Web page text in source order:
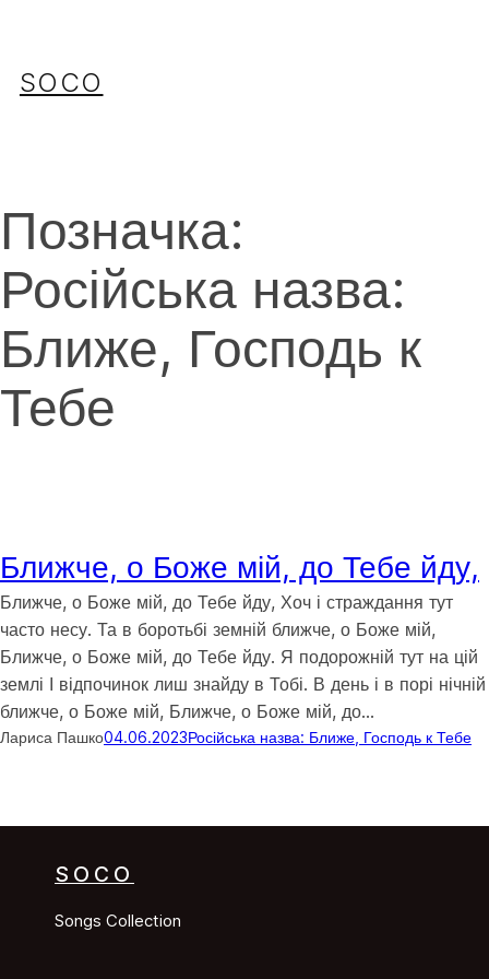
SOCO
Позначка:
Російська назва:
Ближе, Господь к
Тебе
Ближче, о Боже мій, до Тебе йду,
Ближче, о Боже мій, до Тебе йду, Хоч і страждання тут
часто несу. Та в боротьбі земній ближче, о Боже мій,
Ближче, о Боже мій, до Тебе йду. Я подорожній тут на цій
землі І відпочинок лиш знайду в Тобі. В день і в порі нічній
ближче, о Боже мій, Ближче, о Боже мій, до…
Лариса Пашко04.06.2023Російська назва: Ближе, Господь к Тебе
SOCO
Songs Collection